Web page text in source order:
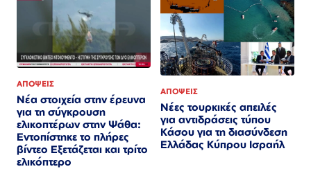
ΑΠΟΨΕΙΣ
Νέα στοιχεία στην έρευνα
για τη σύγκρουση
ελικοπτέρων στην Ψάθα:
Εντοπίστηκε το πλήρες
βίντεο Εξετάζεται και τρίτο
ελικόπτερο​​​​​​​​​​​​​​​​​​​​​​​​​​​​​​​​​​​​​​​​​​​​​​​​​​
ΑΠΟΨΕΙΣ
Νέες τουρκικές απειλές
για αντιδράσεις τύπου
Κάσου για τη διασύνδεση
Ελλάδας Κύπρου Ισραήλ